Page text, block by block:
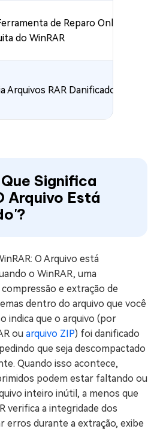
de Reparo Online
do WinRAR
Arquivos RAR Danificados
Significa
Arquivo Está
O Arquivo está
o WinRAR, uma
e extração de
dentro do arquivo que você
indica que o arquivo (por
ou arquivo ZIP) foi danificado
que seja descompactado
Quando isso acontece,
podem estar faltando ou
inteiro inútil, a menos que
verifica a integridade dos
erros durante a extração, exibe